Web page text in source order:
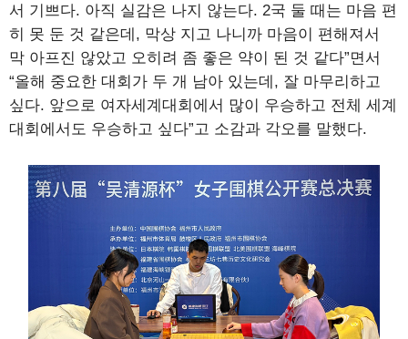
서 기쁘다. 아직 실감은 나지 않는다. 2국 둘 때는 마음 편
히 못 둔 것 같은데, 막상 지고 나니까 마음이 편해져서
막 아프진 않았고 오히려 좀 좋은 약이 된 것 같다”면서
“올해 중요한 대회가 두 개 남아 있는데, 잘 마무리하고
싶다. 앞으로 여자세계대회에서 많이 우승하고 전체 세계
대회에서도 우승하고 싶다”고 소감과 각오를 말했다.